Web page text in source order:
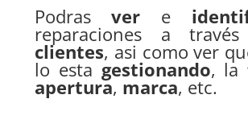
Podrasver e
reparaciones a
clientes, asi como ver
lo esta gestionando, la
apertura, marca, etc.